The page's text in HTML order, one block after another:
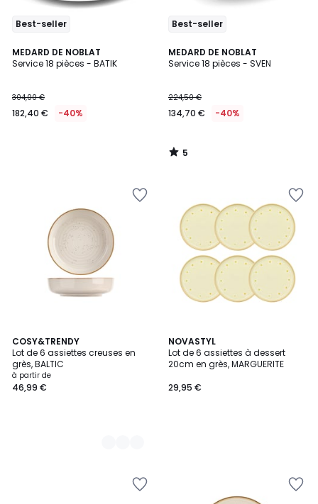
Best-seller
MEDARD DE NOBLAT
Service 18 pièces - BATIK
304,00 €
182,40 € -40%
Best-seller
MEDARD DE NOBLAT
Service 18 pièces - SVEN
224,50 €
134,70 € -40%
5
/
5
/
COSY&TRENDY
Lot de 6 assiettes creuses en
grès, BALTIC
à partir de
46,99 €
5
Couleurs
NOVASTYL
Lot de 6 assiettes à dessert
20cm en grès, MARGUERITE
29,95 €